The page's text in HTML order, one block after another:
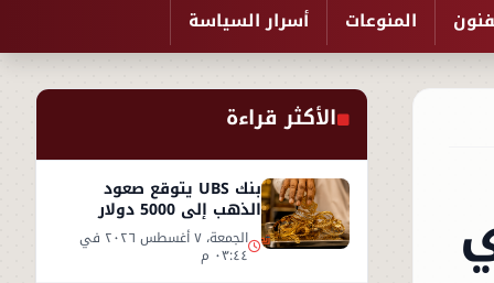
المنوعات أسرار السياسة
الأكثر قراءة
بنك UBS يتوقع صعود
الذهب إلى 5000 دولار
للأوقية - التفاصيل الجمعة، ٧ أغسطس ٢٠٢٦ في
٠٣:٤٤ م